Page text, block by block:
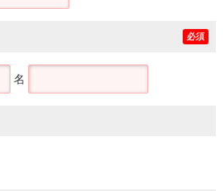
必須
名